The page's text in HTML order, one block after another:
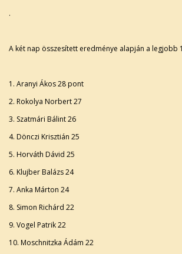
.
A két nap összesített eredménye alapján a legjobb
1. Aranyi Ákos 28 pont
2. Rokolya Norbert 27
3. Szatmári Bálint 26
4. Dönczi Krisztián 25
5. Horváth Dávid 25
6. Klujber Balázs 24
7. Anka Márton 24
8. Simon Richárd 22
9. Vogel Patrik 22
10. Moschnitzka Ádám 22